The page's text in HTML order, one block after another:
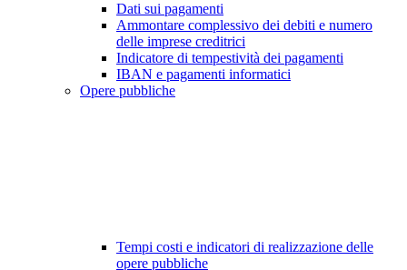
Dati sui pagamenti
Ammontare complessivo dei debiti e numero
delle imprese creditrici
Indicatore di tempestività dei pagamenti
IBAN e pagamenti informatici
Opere pubbliche
Tempi costi e indicatori di realizzazione delle
opere pubbliche